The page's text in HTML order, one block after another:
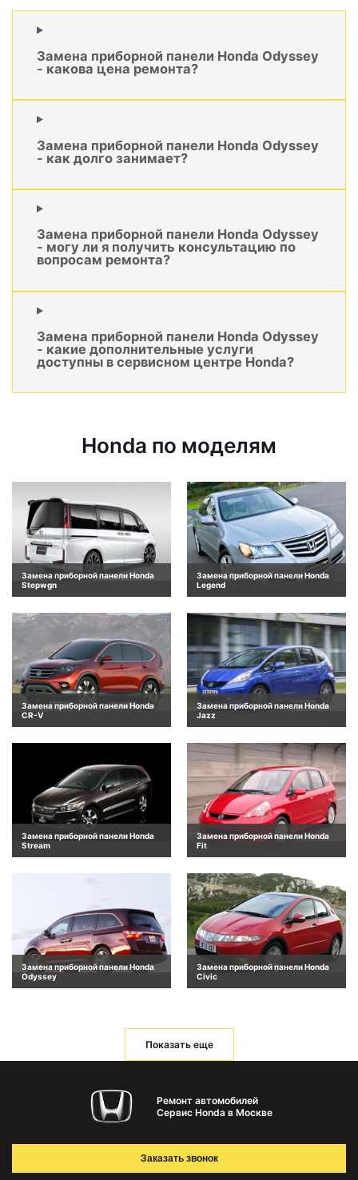
Замена приборной панели Honda Odyssey
- какова цена ремонта?
Замена приборной панели Honda Odyssey
- как долго занимает?
Замена приборной панели Honda Odyssey
- могу ли я получить консультацию по
вопросам ремонта?
Замена приборной панели Honda Odyssey
- какие дополнительные услуги
доступны в сервисном центре Honda?
Honda по моделям
Замена приборной панели Honda
Stepwgn
Замена приборной панели Honda
Legend
Замена приборной панели Honda
CR-V
Замена приборной панели Honda
Jazz
Замена приборной панели Honda
Stream
Замена приборной панели Honda
Fit
Замена приборной панели Honda
Odyssey
Замена приборной панели Honda
Civic
Показать еще
Ремонт автомобилей
Сервис Honda в Москве
Заказать звонок